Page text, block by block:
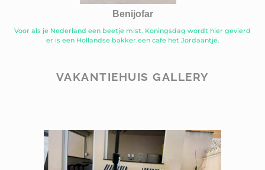
Benijofar
Voor als je Nederland een beetje mist. Koningsdag wordt hier gevierd
er is een Hollandse bakker een cafe het Jordaantje.
VAKANTIEHUIS GALLERY